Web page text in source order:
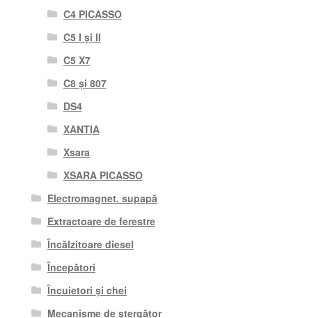
C4 PICASSO
C5 I și II
C5 X7
C8 și 807
DS4
XANTIA
Xsara
XSARA PICASSO
Electromagnet. supapă
Extractoare de ferestre
Încălzitoare diesel
Începători
Încuietori și chei
Mecanisme de ștergător